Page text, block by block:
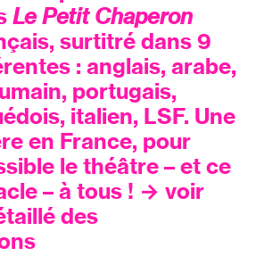
Le Petit Chaperon
surtitré dans 9
: anglais, arabe,
portugais,
italien, LSF. Une
en France, pour
le théâtre – et ce
– à tous ! → voir
des